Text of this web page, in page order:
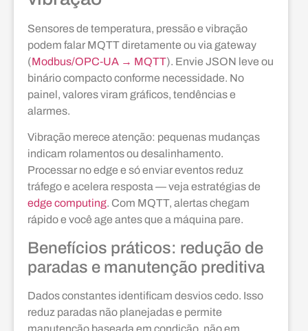
Sensores de temperatura, pressão e vibração
podem falar MQTT diretamente ou via gateway
(Modbus/OPC‑UA → MQTT). Envie JSON leve ou
binário compacto conforme necessidade. No
painel, valores viram gráficos, tendências e
alarmes.
Vibração merece atenção: pequenas mudanças
indicam rolamentos ou desalinhamento.
Processar no edge e só enviar eventos reduz
tráfego e acelera resposta — veja estratégias de
edge computing. Com MQTT, alertas chegam
rápido e você age antes que a máquina pare.
Benefícios práticos: redução de
paradas e manutenção preditiva
Dados constantes identificam desvios cedo. Isso
reduz paradas não planejadas e permite
manutenção baseada em condição, não em